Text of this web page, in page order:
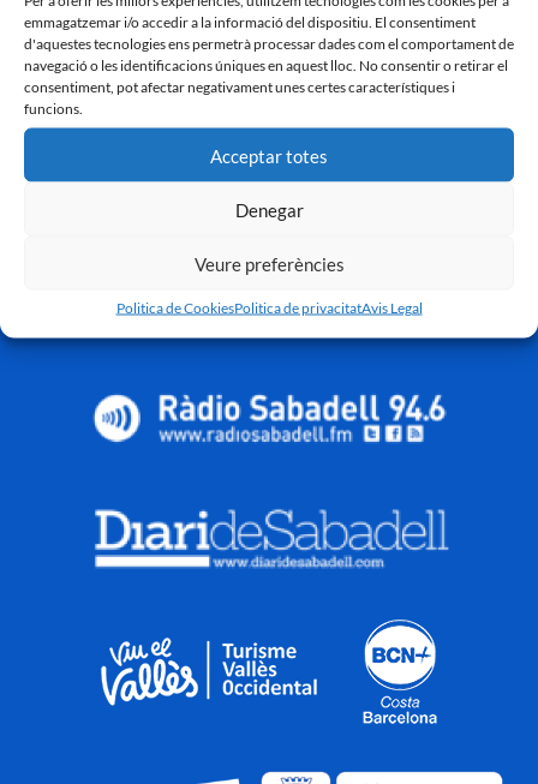
emmagatzemar i/o accedir a la informació del dispositiu. El consentiment
d'aquestes tecnologies ens permetrà processar dades com el comportament de
navegació o les identificacions úniques en aquest lloc. No consentir o retirar el
consentiment, pot afectar negativament unes certes característiques i
funcions.
Acceptar totes
Denegar
Veure preferències
Politica de CookiesPolitica de privacitatAvis Legal